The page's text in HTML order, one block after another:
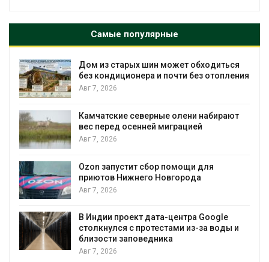
Самые популярные
Дом из старых шин может обходиться
без кондиционера и почти без отопления
Авг 7, 2026
Камчатские северные олени набирают
вес перед осенней миграцией
Авг 7, 2026
Ozon запустит сбор помощи для
приютов Нижнего Новгорода
Авг 7, 2026
В Индии проект дата-центра Google
столкнулся с протестами из-за воды и
близости заповедника
Авг 7, 2026